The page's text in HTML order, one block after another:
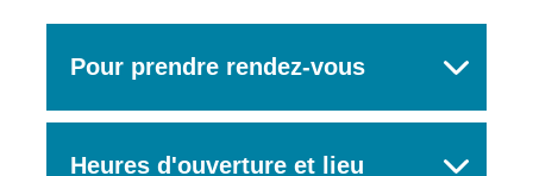
Pour prendre rendez-vous
Heures d'ouverture et lieu